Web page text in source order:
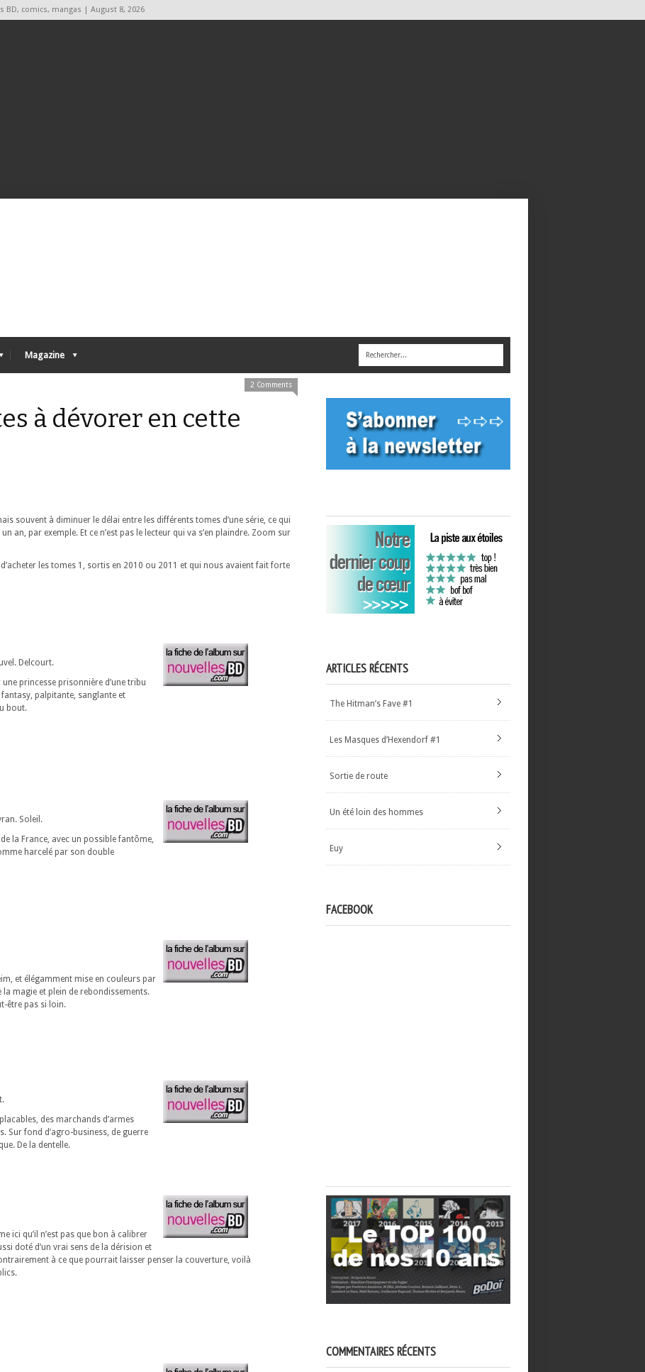
BD, comics, mangas | August 8, 2026
Magazine
2 Comments
à dévorer en cette
souvent à diminuer le délai entre les différents tomes d’une série, ce qui
an, par exemple. Et ce n’est pas le lecteur qui va s’en plaindre. Zoom sur
les tomes 1, sortis en 2010 ou 2011 et qui nous avaient fait forte
Delcourt.
princesse prisonnière d’une tribu
fantasy, palpitante, sanglante et
bout.
Soleil.
la France, avec un possible fantôme,
harcelé par son double
et élégamment mise en couleurs par
la magie et plein de rebondissements.
être pas si loin.
des marchands d’armes
Sur fond d’agro-business, de guerre
De la dentelle.
ici qu’il n’est pas que bon à calibrer
doté d’un vrai sens de la dérision et
à ce que pourrait laisser penser la couverture, voilà
ARTICLES RÉCENTS
The Hitman’s Fave #1
Les Masques d’Hexendorf #1
Sortie de route
Un été loin des hommes
Euy
FACEBOOK
COMMENTAIRES RÉCENTS